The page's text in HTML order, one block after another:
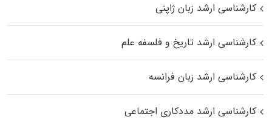
کارشناسی ارشد زبان ژاپنی
کارشناسی ارشد تاریخ و فلسفه علم
کارشناسی ارشد زبان فرانسه
کارشناسی ارشد مددکاری اجتماعی